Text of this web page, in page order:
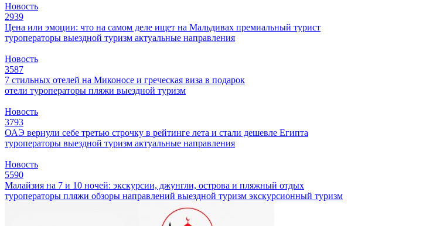
Новость
2939
Цена или эмоции: что на самом деле ищет на Мальдивах премиальный турист
туроператоры выездной туризм актуальные направления
Новость
3587
7 стильных отелей на Миконосе и греческая виза в подарок
отели туроператоры пляжи выездной туризм
Новость
3793
ОАЭ вернули себе третью строчку в рейтинге лета и стали дешевле Египта
туроператоры выездной туризм актуальные направления
Новость
5590
Малайзия на 7 и 10 ночей: экскурсии, джунгли, острова и пляжный отдых
туроператоры пляжи обзоры направлений выездной туризм экскурсионный туризм